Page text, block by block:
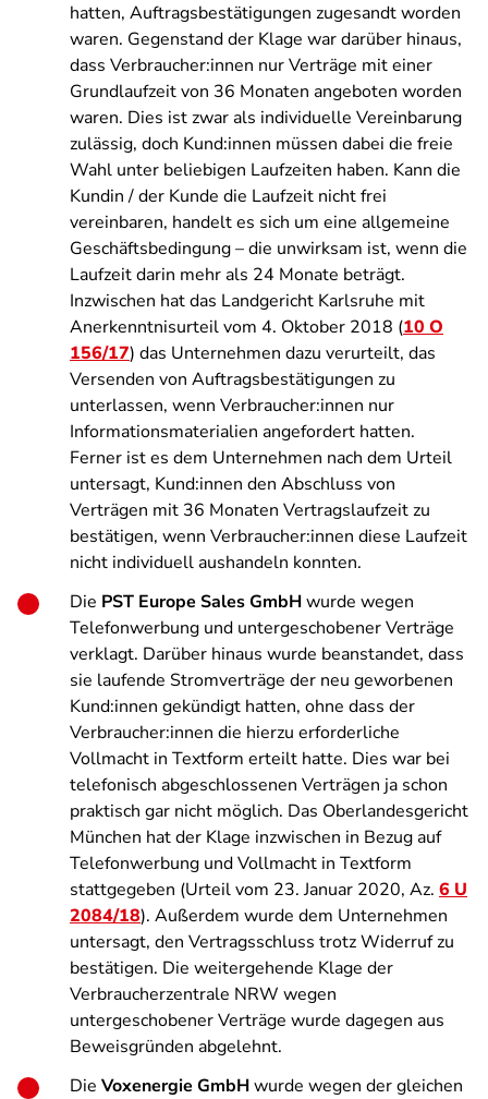
hatten, Auftragsbestätigungen zugesandt worden
waren. Gegenstand der Klage war darüber hinaus,
dass Verbraucher:innen nur Verträge mit einer
Grundlaufzeit von 36 Monaten angeboten worden
waren. Dies ist zwar als individuelle Vereinbarung
zulässig, doch Kund:innen müssen dabei die freie
Wahl unter beliebigen Laufzeiten haben. Kann die
Kundin / der Kunde die Laufzeit nicht frei
vereinbaren, handelt es sich um eine allgemeine
Geschäftsbedingung – die unwirksam ist, wenn die
Laufzeit darin mehr als 24 Monate beträgt.
Inzwischen hat das Landgericht Karlsruhe mit
Anerkenntnisurteil vom 4. Oktober 2018 (10 O
156/17) das Unternehmen dazu verurteilt, das
Versenden von Auftragsbestätigungen zu
unterlassen, wenn Verbraucher:innen nur
Informationsmaterialien angefordert hatten.
Ferner ist es dem Unternehmen nach dem Urteil
untersagt, Kund:innen den Abschluss von
Verträgen mit 36 Monaten Vertragslaufzeit zu
bestätigen, wenn Verbraucher:innen diese Laufzeit
nicht individuell aushandeln konnten.
Die PST Europe Sales GmbHwurde wegen
Telefonwerbung und untergeschobener Verträge
verklagt. Darüber hinaus wurde beanstandet, dass
sie laufende Stromverträge der neu geworbenen
Kund:innen gekündigt hatten, ohne dass der
Verbraucher:innen die hierzu erforderliche
Vollmacht in Textform erteilt hatte. Dies war bei
telefonisch abgeschlossenen Verträgen ja schon
praktisch gar nicht möglich. Das Oberlandesgericht
München hat der Klage inzwischen in Bezug auf
Telefonwerbung und Vollmacht in Textform
stattgegeben (Urteil vom 23. Januar 2020, Az. 6 U
2084/18). Außerdem wurde dem Unternehmen
untersagt, den Vertragsschluss trotz Widerruf zu
bestätigen. Die weitergehende Klage der
Verbraucherzentrale NRW wegen
untergeschobener Verträge wurde dagegen aus
Beweisgründen abgelehnt.
Die Voxenergie GmbHwurde wegen der gleichen